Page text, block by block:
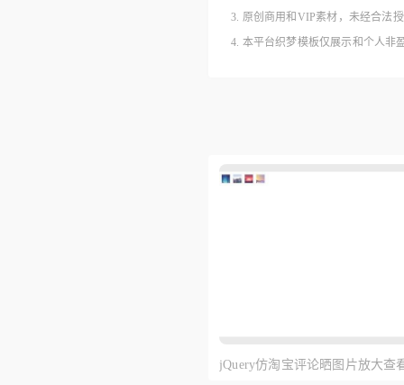
3. 原创商用和VIP素材，未经合法
4. 本平台织梦模板仅展示和个人非
jQuery仿淘宝评论晒图片放大查